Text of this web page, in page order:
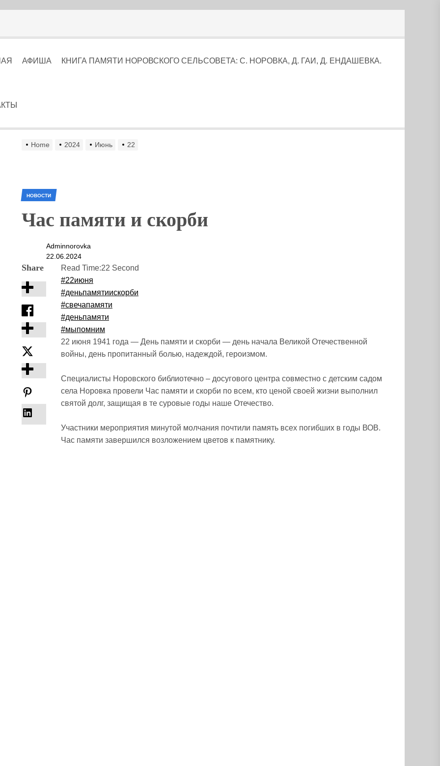
АФИША КНИГА ПАМЯТИ НОРОВСКОГО СЕЛЬСОВЕТА: С. НОРОВКА, Д. ГАИ, Д. ЕНДАШЕВКА.
Home 2024 Июнь 22
НОВОСТИ
Час памяти и скорби
Adminnorovka
22.06.2024
Share Read Time:22 Second
#22июня
#деньпамятиискорби
#свечапамяти
#деньпамяти
#мыпомним
22 июня 1941 года — День памяти и скорби — день начала Великой Отечественной
войны, день пропитанный болью, надеждой, героизмом.
Специалисты Норовского библиотечно – досугового центра совместно с детским садом
села Норовка провели Час памяти и скорби по всем, кто ценой своей жизни выполнил
святой долг, защищая в те суровые годы наше Отечество.
Участники мероприятия минутой молчания почтили память всех погибших в годы ВОВ.
Час памяти завершился возложением цветов к памятнику.